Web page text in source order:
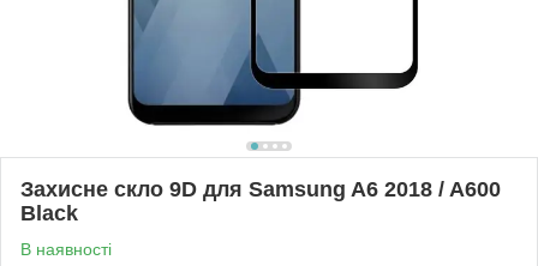
Захисне скло 9D для Samsung A6 2018 / A600
Black
В наявності